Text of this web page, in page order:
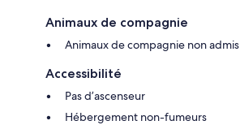
Animaux de compagnie
Animaux de compagnie non admis
Accessibilité
Pas d’ascenseur
Hébergement non-fumeurs